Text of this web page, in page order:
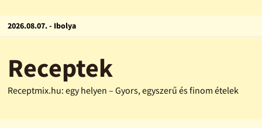
2026.08.07. - Ibolya
Receptek
Receptmix.hu: egy helyen – Gyors, egyszerű és finom ételek